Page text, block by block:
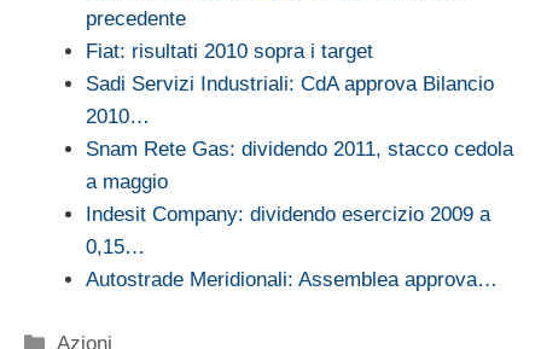
precedente
Fiat: risultati 2010 sopra i target
Sadi Servizi Industriali: CdA approva Bilancio
2010…
Snam Rete Gas: dividendo 2011, stacco cedola
a maggio
Indesit Company: dividendo esercizio 2009 a
0,15…
Autostrade Meridionali: Assemblea approva…
Categorie
Azioni